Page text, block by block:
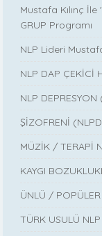
Mustafa Kılınç İle
GRUP Programı
NLP Lideri Mustafa
NLP DAP ÇEKİCİ
NLP
ŞİZOFRENİ
MÜZİK / TERAPİ
KAYGI
ÜNLÜ /
TÜRK USULÜ NLP